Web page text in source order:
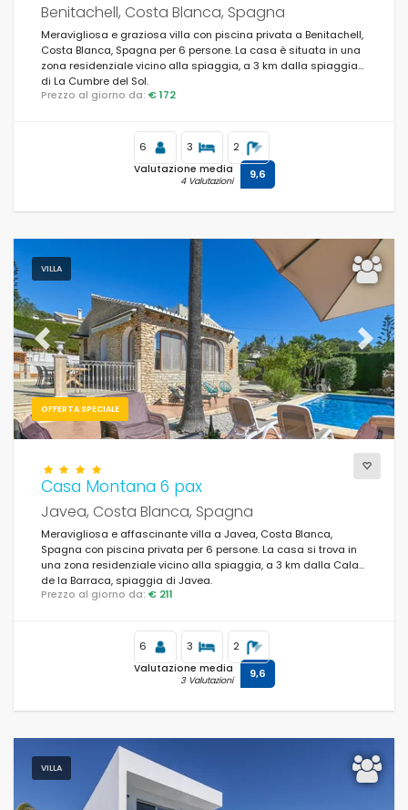
Benitachell, Costa Blanca, Spagna
Meravigliosa e graziosa villa con piscina privata a Benitachell,
Costa Blanca, Spagna per 6 persone. La casa è situata in una
zona residenziale vicino alla spiaggia, a 3 km dalla spiaggia
di La Cumbre del Sol.
Prezzo al giorno da: € 172
6 3 2
Valutazione media
4 Valutazioni 9,6
VILLA
OFFERTA SPECIALE
Previous Next
Casa Montana 6 pax
Javea, Costa Blanca, Spagna
Meravigliosa e affascinante villa a Javea, Costa Blanca,
Spagna con piscina privata per 6 persone. La casa si trova in
una zona residenziale vicino alla spiaggia, a 3 km dalla Cala
de la Barraca, spiaggia di Javea.
Prezzo al giorno da: € 211
6 3 2
Valutazione media
3 Valutazioni 9,6
VILLA